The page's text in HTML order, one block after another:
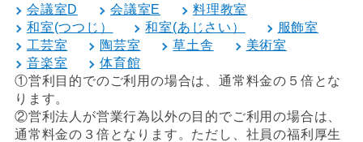
会議室D
会議室E
料理教室
和室(つつじ）
和室(あじさい）
服飾室
工芸室
陶芸室 草土舎
美術室
音楽室
体育館
①営利目的でのご利用の場合は、通常料金の５倍とな
ります。
②営利法人が営業行為以外の目的でご利用の場合は、
通常料金の３倍となります。ただし、社員の福利厚生